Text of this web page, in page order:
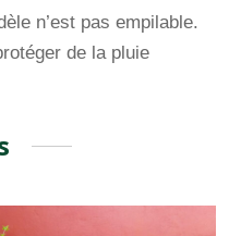
n’est pas empilable.
de la pluie